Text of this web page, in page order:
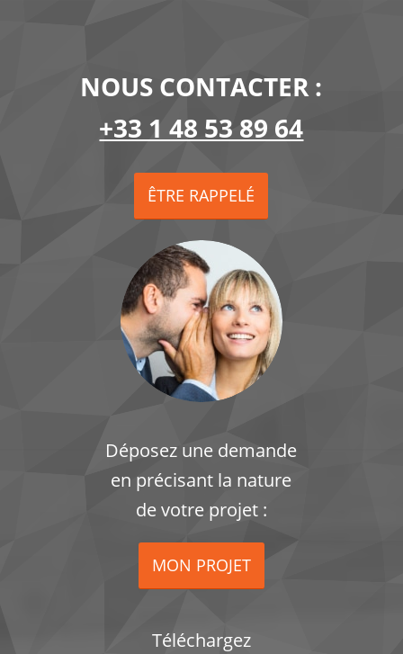
NOUS CONTACTER :
+33 1 48 53 89 64
ÊTRE RAPPELÉ
Déposez une demande
en précisant la nature
de votre projet :
MON PROJET
Téléchargez